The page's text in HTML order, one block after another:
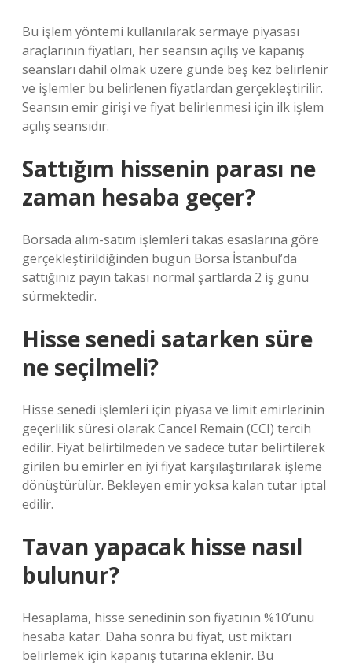
Bu işlem yöntemi kullanılarak sermaye piyasası
araçlarının fiyatları, her seansın açılış ve kapanış
seansları dahil olmak üzere günde beş kez belirlenir
ve işlemler bu belirlenen fiyatlardan gerçekleştirilir.
Seansın emir girişi ve fiyat belirlenmesi için ilk işlem
açılış seansıdır.
Sattığım hissenin parası ne
zaman hesaba geçer?
Borsada alım-satım işlemleri takas esaslarına göre
gerçekleştirildiğinden bugün Borsa İstanbul’da
sattığınız payın takası normal şartlarda 2 iş günü
sürmektedir.
Hisse senedi satarken süre
ne seçilmeli?
Hisse senedi işlemleri için piyasa ve limit emirlerinin
geçerlilik süresi olarak Cancel Remain (CCI) tercih
edilir. Fiyat belirtilmeden ve sadece tutar belirtilerek
girilen bu emirler en iyi fiyat karşılaştırılarak işleme
dönüştürülür. Bekleyen emir yoksa kalan tutar iptal
edilir.
Tavan yapacak hisse nasıl
bulunur?
Hesaplama, hisse senedinin son fiyatının %10’unu
hesaba katar. Daha sonra bu fiyat, üst miktarı
belirlemek için kapanış tutarına eklenir. Bu